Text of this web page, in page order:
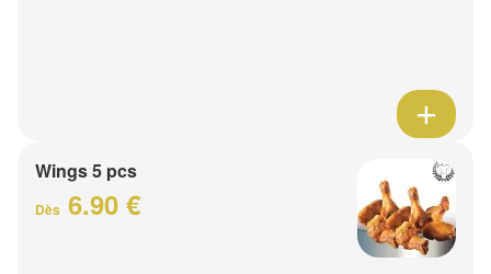
Wings 5 pcs
Dès 6.90 €